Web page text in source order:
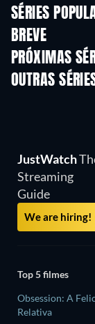
SÉRIES
BREVE
PRÓXIMAS
OUTRAS
JustWatch
Streaming
Guide
We are hiring!
Top 5 filmes
Obsession: A
Relativa